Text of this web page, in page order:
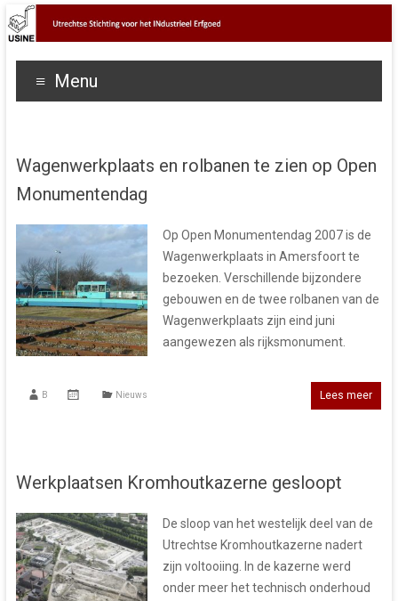
Menu
Wagenwerkplaats en rolbanen te zien op Open
Monumentendag
Op Open Monumentendag 2007 is de
Wagenwerkplaats in Amersfoort te
bezoeken. Verschillende bijzondere
gebouwen en de twee rolbanen van de
Wagenwerkplaats zijn eind juni
aangewezen als rijksmonument.
B Nieuws Lees meer
Werkplaatsen Kromhoutkazerne gesloopt
De sloop van het westelijk deel van de
Utrechtse Kromhoutkazerne nadert
zijn voltooiing. In de kazerne werd
onder meer het technisch onderhoud